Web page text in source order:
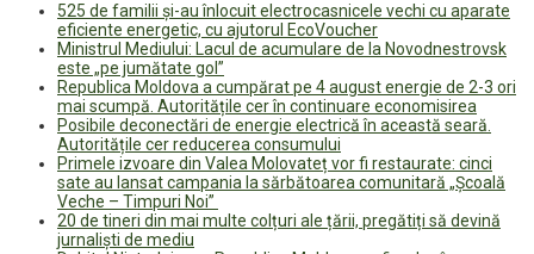
525 de familii și-au înlocuit electrocasnicele vechi cu aparate
eficiente energetic, cu ajutorul EcoVoucher
Ministrul Mediului: Lacul de acumulare de la Novodnestrovsk
este „pe jumătate gol”
Republica Moldova a cumpărat pe 4 august energie de 2-3 ori
mai scumpă. Autoritățile cer în continuare economisirea
Posibile deconectări de energie electrică în această seară.
Autoritățile cer reducerea consumului
Primele izvoare din Valea Molovateț vor fi restaurate: cinci
sate au lansat campania la sărbătoarea comunitară „Școală
Veche – Timpuri Noi”
20 de tineri din mai multe colțuri ale țării, pregătiți să devină
jurnaliști de mediu